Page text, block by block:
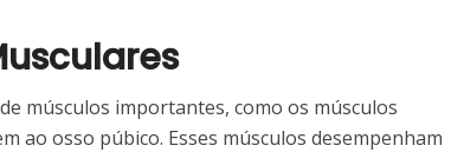
músculos importantes, como os músculos
ao osso púbico. Esses músculos desempenham